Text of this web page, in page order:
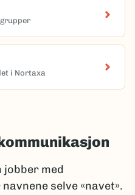
i Nortaxa
jobber med
selve «navet».